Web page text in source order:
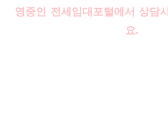
영중인 전세임대포털에서 상담
요.